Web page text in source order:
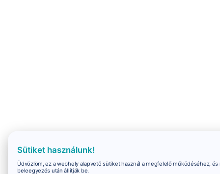
Sütiket használunk!
Üdvözlöm, ez a webhely alapvető sütiket használ a megfelelő működéséhez,
beleegyezés után állítják be.